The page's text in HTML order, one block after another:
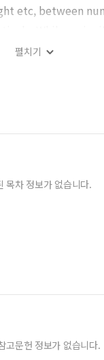
etc, between
plant and weight
펼치기
목차 정보가 없습니다.
고문헌 정보가 없습니다.